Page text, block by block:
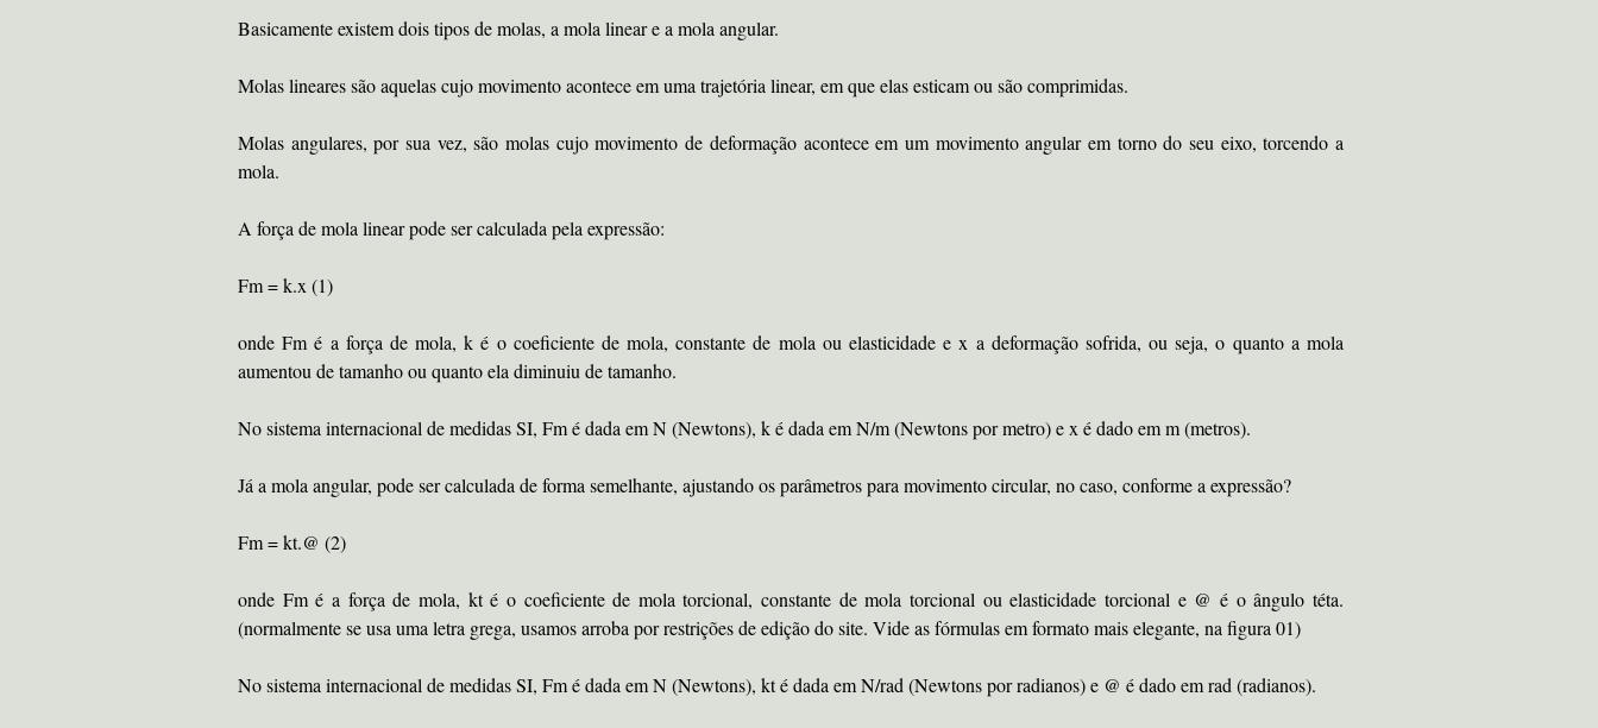
Basicamente existem dois tipos de molas, a mola linear e a mola angular.
Molas lineares são aquelas cujo movimento acontece em uma trajetória linear, em que elas esticam ou são comprimidas.
Molas angulares, por sua vez, são molas cujo movimento de deformação acontece em um movimento angular em torno do seu eixo, torcendo a
mola.
A força de mola linear pode ser calculada pela expressão:
Fm = k.x (1)
onde Fm é a força de mola, k é o coeficiente de mola, constante de mola ou elasticidade e x a deformação sofrida, ou seja, o quanto a mola
aumentou de tamanho ou quanto ela diminuiu de tamanho.
No sistema internacional de medidas SI, Fm é dada em N (Newtons), k é dada em N/m (Newtons por metro) e x é dado em m (metros).
Já a mola angular, pode ser calculada de forma semelhante, ajustando os parâmetros para movimento circular, no caso, conforme a expressão?
Fm = kt.@ (2)
onde Fm é a força de mola, kt é o coeficiente de mola torcional, constante de mola torcional ou elasticidade torcional e @ é o ângulo téta.
(normalmente se usa uma letra grega, usamos arroba por restrições de edição do site. Vide as fórmulas em formato mais elegante, na figura 01)
No sistema internacional de medidas SI, Fm é dada em N (Newtons), kt é dada em N/rad (Newtons por radianos) e @ é dado em rad (radianos).